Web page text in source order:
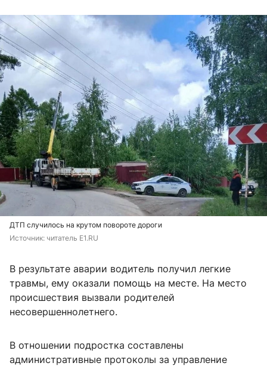
ДТП случилось на крутом повороте дороги
Источник: читатель E1.RU
В результате аварии водитель получил легкие
травмы, ему оказали помощь на месте. На место
происшествия вызвали родителей
несовершеннолетнего.
В отношении подростка составлены
административные протоколы за управление